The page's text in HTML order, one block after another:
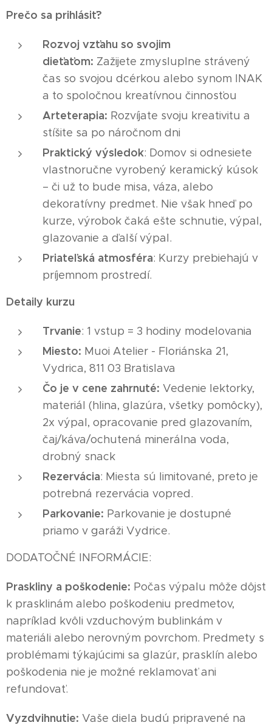
Prečo sa prihlásiť?
Rozvoj vzťahu so svojim
dieťaťom: Zažijete zmysluplne strávený
čas so svojou dcérkou alebo synom INAK
a to spoločnou kreatívnou činnosťou
Arteterapia: Rozvíjate svoju kreativitu a
stíšite sa po náročnom dni
Praktický výsledok: Domov si odnesiete
vlastnoručne vyrobený keramický kúsok
– či už to bude misa, váza, alebo
dekoratívny predmet. Nie však hneď po
kurze, výrobok čaká ešte schnutie, výpal,
glazovanie a ďalší výpal.
Priateľská atmosféra: Kurzy prebiehajú v
príjemnom prostredí.
Detaily kurzu
Trvanie: 1 vstup = 3 hodiny modelovania
Miesto: Muoi Atelier - Floriánska 21,
Vydrica, 811 03 Bratislava
Čo je v cene zahrnuté: Vedenie lektorky,
materiál (hlina, glazúra, všetky pomôcky),
2x výpal, opracovanie pred glazovaním,
čaj/káva/ochutená minerálna voda,
drobný snack
Rezervácia: Miesta sú limitované, preto je
potrebná rezervácia vopred.
Parkovanie: Parkovanie je dostupné
priamo v garáži Vydrice.
DODATOČNÉ INFORMÁCIE:
Praskliny a poškodenie: Počas výpalu môže dôjsť
k prasklinám alebo poškodeniu predmetov,
napríklad kvôli vzduchovým bublinkám v
materiáli alebo nerovným povrchom. Predmety s
problémami týkajúcimi sa glazúr, prasklín alebo
poškodenia nie je možné reklamovať ani
refundovať.
Vyzdvihnutie: Vaše diela budú pripravené na